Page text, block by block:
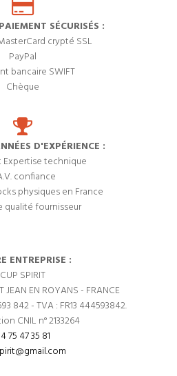
SÉCURISÉS :
crypté SSL
PayPal
bancaire SWIFT
Chèque
D'EXPÉRIENCE :
Expertise technique
confiance
physiques en France
qualité fournisseur
ENTREPRISE :
CUP SPIRIT
JEAN EN ROYANS - FRANCE
842 - TVA : FR13 444593842.
CNIL n° 2133264
75 47 35 81